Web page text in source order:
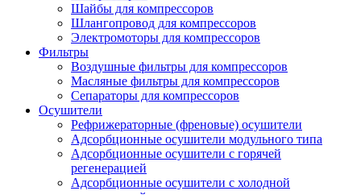
Шайбы для компрессоров
Шлангопровод для компрессоров
Электромоторы для компрессоров
Фильтры
Воздушные фильтры для компрессоров
Масляные фильтры для компрессоров
Сепараторы для компрессоров
Осушители
Рефрижераторные (френовые) осушители
Адсорбционные осушители модульного типа
Адсорбционные осушители с горячей
регенерацией
Адсорбционные осушители с холодной